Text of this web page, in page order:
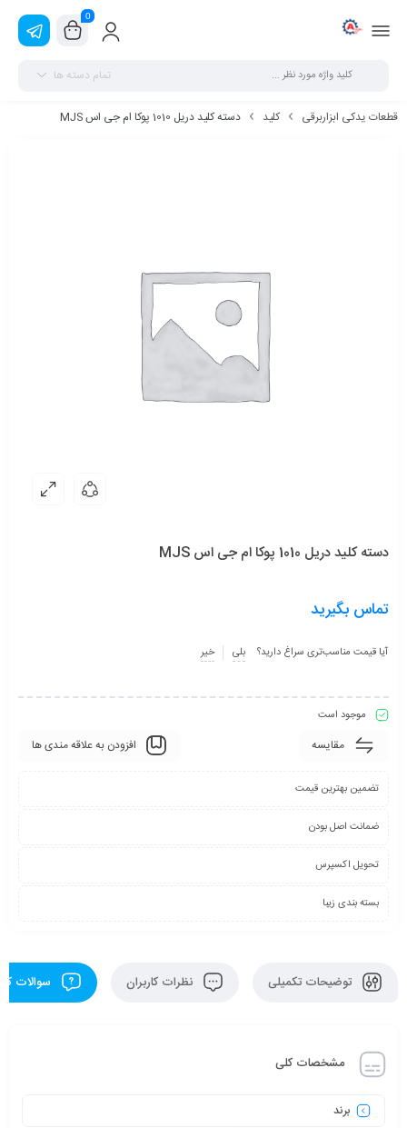
0
تمام دسته ها
قطعات یدکی ابزاربرقی کلید دسته کلید دریل 1010 پوکا ام جی اس MJS
دسته کلید دریل 1010 پوکا ام جی اس MJS
تماس بگیرید
آیا قیمت مناسب‌تری سراغ دارید؟ بلی خیر
موجود است
مقایسه افزودن به علاقه مندی ها
تضمین بهترین قیمت
ضمانت اصل بودن
تحویل اکسپرس
بسته بندی زیبا
توضیحات تکمیلی نظرات کاربران سوالات
مشخصات کلی
برند